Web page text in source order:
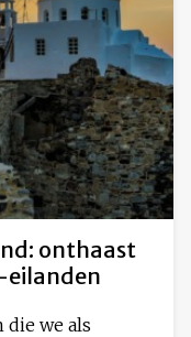
onthaast
eilanden
die we als